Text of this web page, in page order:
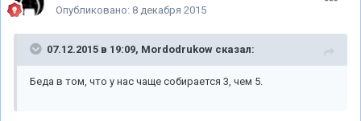
Опубликовано: 8 декабря 2015
07.12.2015 в 19:09, Mordodrukow сказал:
Беда в том, что у нас чаще собирается 3, чем 5.